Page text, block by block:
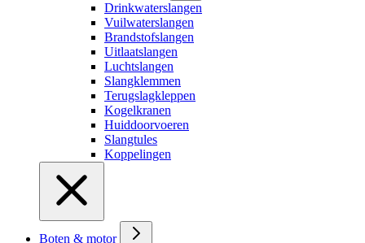
Drinkwaterslangen
Vuilwaterslangen
Brandstofslangen
Uitlaatslangen
Luchtslangen
Slangklemmen
Terugslagkleppen
Kogelkranen
Huiddoorvoeren
Slangtules
Koppelingen
Boten & motor